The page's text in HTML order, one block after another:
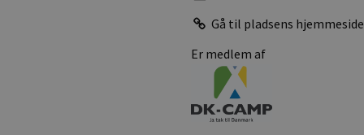
Gå til pladsens hjemmeside
Er medlem af